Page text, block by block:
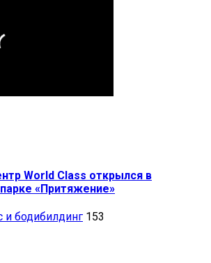
World Class открылся в
«Притяжение»
и бодибилдинг 153